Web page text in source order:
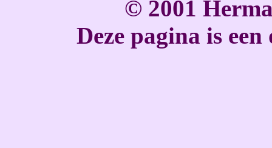
© 2001
Deze pagina is